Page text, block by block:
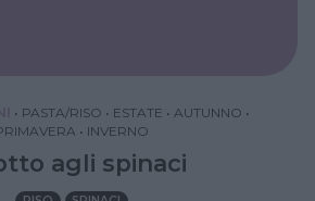
• PASTA/RISO • ESTATE • AUTUNNO •
• INVERNO
agli spinaci